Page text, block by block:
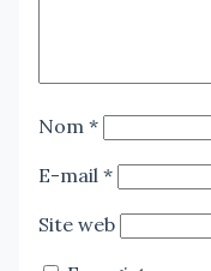
Nom *
E-mail *
Site web